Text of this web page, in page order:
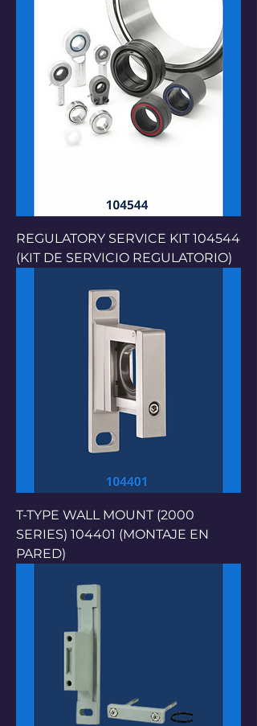
REGULATORY SERVICE KIT 104544
(KIT DE SERVICIO REGULATORIO)
T-TYPE WALL MOUNT (2000
SERIES) 104401 (MONTAJE EN
PARED)